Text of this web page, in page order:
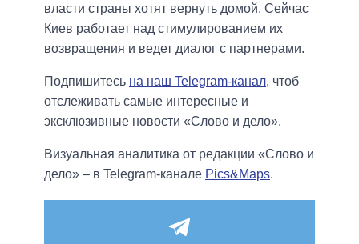
власти страны хотят вернуть домой. Сейчас
Киев работает над стимулированием их
возвращения и ведет диалог с партнерами.
Подпишитесь на наш Telegram-канал, чтоб
отслеживать самые интересные и
эксклюзивные новости «Слово и дело».
Визуальная аналитика от редакции «Слово и
дело» – в Telegram-канале Pics&Maps.